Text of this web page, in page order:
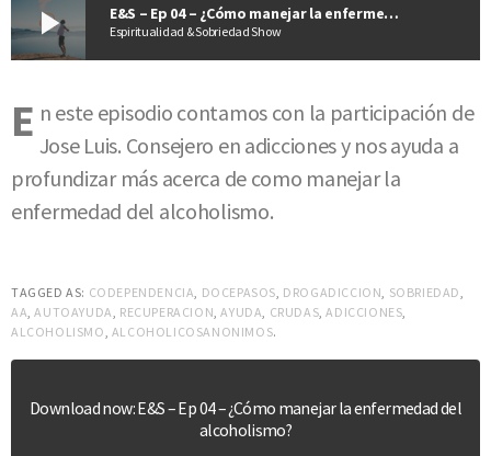
play_arrow E&S – Ep 04 – ¿Cómo manejar la enfermedad del alcoholismo?
Espiritualidad & Sobriedad Show
E n este episodio contamos con la participación de
Jose Luis. Consejero en adicciones y nos ayuda a
profundizar más acerca de como manejar la
enfermedad del alcoholismo.
TAGGED AS: CODEPENDENCIA, DOCEPASOS, DROGADICCION, SOBRIEDAD,
AA,AUTOAYUDA, RECUPERACION,AYUDA, CRUDAS,ADICCIONES,
ALCOHOLISMO, ALCOHOLICOSANONIMOS.
Download now: E&S – Ep 04 – ¿Cómo manejar la enfermedad del
alcoholismo?